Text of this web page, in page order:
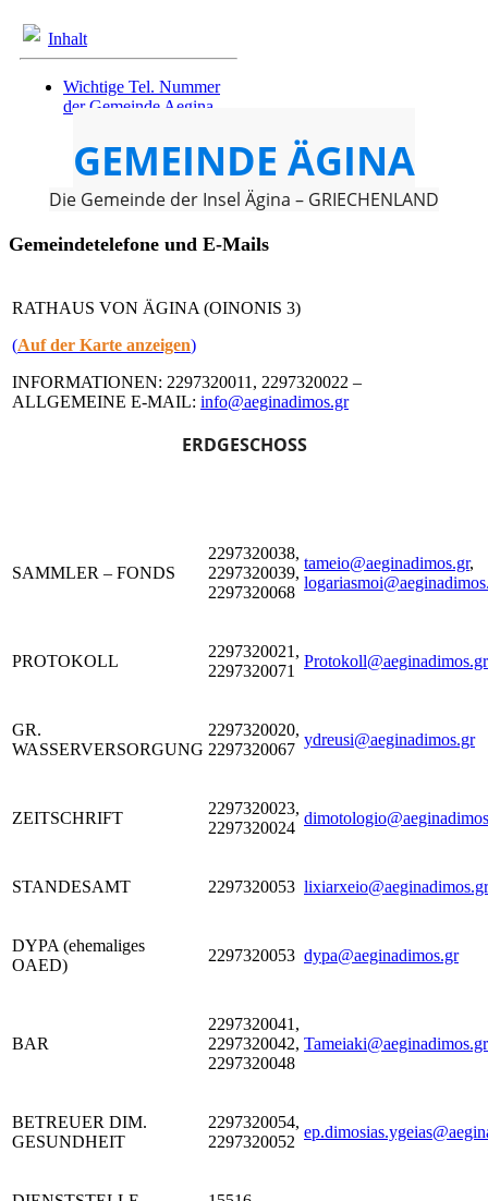
Inhalt
Wichtige Tel. Nummer
der Gemeinde Aegina
GEMEINDE ÄGINA
Die Gemeinde der Insel Ägina – GRIECHENLAND
Gemeindetelefone und E-Mails
RATHAUS VON ÄGINA (OINONIS 3)
(Auf der Karte anzeigen)
INFORMATIONEN: 2297320011, 2297320022 –
ALLGEMEINE E-MAIL: info@aeginadimos.gr
ERDGESCHOSS
SAMMLER – FONDS
2297320038,
2297320039,
2297320068
tameio@aeginadimos.gr,
PROTOKOLL
2297320021,
2297320071
Protokoll@aeginadimos.gr
GR.
WASSERVERSORGUNG
2297320020,
2297320067
ydreusi@aeginadimos.gr
ZEITSCHRIFT
2297320023,
2297320024
STANDESAMT 2297320053 lixiarxeio@aeginadimos.gr
DYPA (ehemaliges
OAED)
2297320053 dypa@aeginadimos.gr
BAR
2297320041,
2297320042,
2297320048
Tameiaki@aeginadimos.gr
BETREUER DIM.
GESUNDHEIT
2297320054,
2297320052